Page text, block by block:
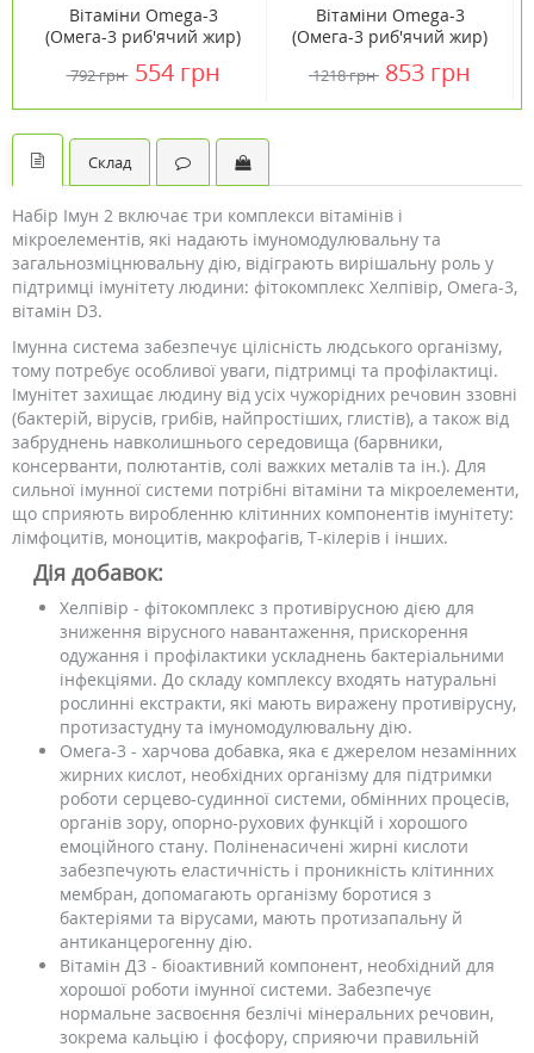
Вітаміни Omega-3
(Омега-3 риб'ячий жир)
Кантрі Лайф / Country
792 грн 554 грн
Вітаміни Omega-3
(Омега-3 риб'ячий жир)
Кантрі Лайф / Country
1218 грн 853 грн
Склад
Набір Імун 2 включає три комплекси вітамінів і
мікроелементів, які надають імуномодулювальну та
загальнозміцнювальну дію, відіграють вирішальну роль у
підтримці імунітету людини: фітокомплекс Хелпівір, Омега-3,
вітамін D3.
Імунна система забезпечує цілісність людського організму,
тому потребує особливої ​​уваги, підтримці та профілактиці.
Імунітет захищає людину від усіх чужорідних речовин ззовні
(бактерій, вірусів, грибів, найпростіших, глистів), а також від
забруднень навколишнього середовища (барвники,
консерванти, полютантів, солі важких металів та ін.). Для
сильної імунної системи потрібні вітаміни та мікроелементи,
що сприяють виробленню клітинних компонентів імунітету:
лімфоцитів, моноцитів, макрофагів, Т-кілерів і інших.
Дія добавок:
Хелпівір - фітокомплекс з противірусною дією для
зниження вірусного навантаження, прискорення
одужання і профілактики ускладнень бактеріальними
інфекціями. До складу комплексу входять натуральні
рослинні екстракти, які мають виражену противірусну,
протизастудну та імуномодулювальну дію.
Омега-3 - харчова добавка, яка є джерелом незамінних
жирних кислот, необхідних організму для підтримки
роботи серцево-судинної системи, обмінних процесів,
органів зору, опорно-рухових функцій і хорошого
емоційного стану. Поліненасичені жирні кислоти
забезпечують еластичність і проникність клітинних
мембран, допомагають організму боротися з
бактеріями та вірусами, мають протизапальну й
антиканцерогенну дію.
Вітамін Д3 - біоактивний компонент, необхідний для
хорошої роботи імунної системи. Забезпечує
нормальне засвоєння безлічі мінеральних речовин,
зокрема кальцію і фосфору, сприяючи правильній